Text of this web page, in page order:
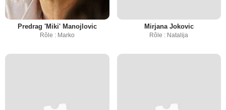
Predrag 'Miki' Manojlovic
Rôle : Marko
Mirjana Jokovic
Rôle : Natalija